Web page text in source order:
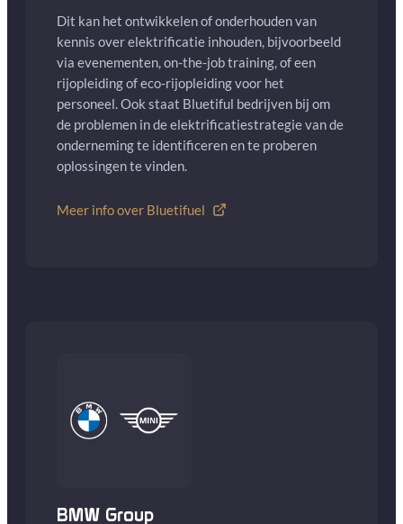
Dit kan het ontwikkelen of onderhouden van
kennis over elektrificatie inhouden, bijvoorbeeld
via evenementen, on-the-job training, of een
rijopleiding of eco-rijopleiding voor het
personeel. Ook staat Bluetiful bedrijven bij om
de problemen in de elektrificatiestrategie van de
onderneming te identificeren en te proberen
oplossingen te vinden.
Meer info over Bluetifuel
BMW Group